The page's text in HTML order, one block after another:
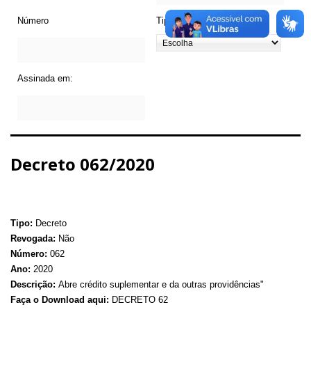
Número Tipo de Legislação
Assinada em:
Decreto 062/2020
Tipo: Decreto
Revogada: Não
Número: 062
Ano: 2020
Descrição: Abre crédito suplementar e da outras providências"
Faça o Download aqui: DECRETO 62